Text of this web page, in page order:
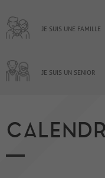
JE SUIS UNE FAMILLE
JE SUIS UN SENIOR